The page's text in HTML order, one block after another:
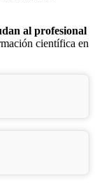
al profesional
científica en